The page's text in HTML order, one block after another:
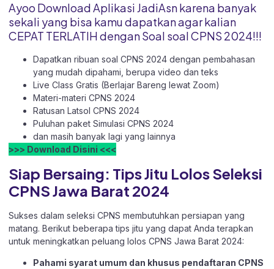
Ayoo Download Aplikasi JadiAsn karena banyak
sekali yang bisa kamu dapatkan agar kalian
CEPAT TERLATIH dengan Soal soal CPNS 2024!!!
Dapatkan ribuan soal CPNS 2024 dengan pembahasan
yang mudah dipahami, berupa video dan teks
Live Class Gratis (Berlajar Bareng lewat Zoom)
Materi-materi CPNS 2024
Ratusan Latsol CPNS 2024
Puluhan paket Simulasi CPNS 2024
dan masih banyak lagi yang lainnya
>>> Download Disini <<<
Siap Bersaing: Tips Jitu Lolos Seleksi
CPNS Jawa Barat 2024
Sukses dalam seleksi CPNS membutuhkan persiapan yang
matang. Berikut beberapa tips jitu yang dapat Anda terapkan
untuk meningkatkan peluang lolos CPNS Jawa Barat 2024:
Pahami syarat umum dan khusus pendaftaran CPNS